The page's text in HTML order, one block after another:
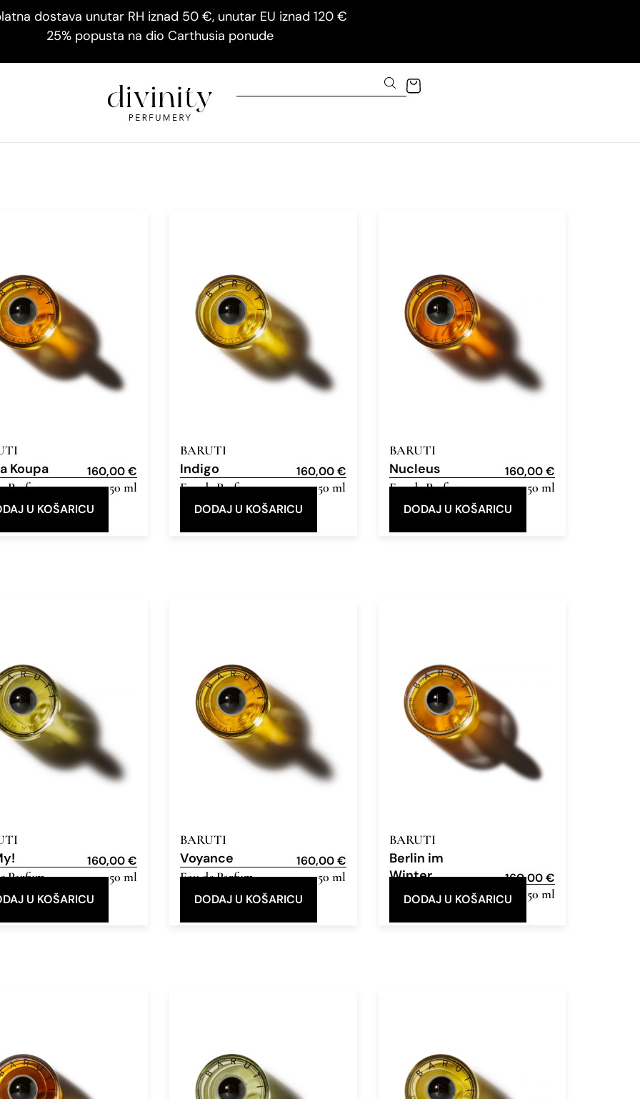
dostava unutar RH iznad 50 €, unutar EU iznad 120 €
25% popusta na dio Carthusia ponude
Koupa 160,00€
Parfum 50 ml
U KOŠARICU
BARUTI
Indigo 160,00€
Eau de Parfum 50 ml
DODAJ U KOŠARICU
BARUTI
Nucleus 160,00€
Eau de Parfum 50 ml
DODAJ U KOŠARICU
160,00€
Parfum 50 ml
U KOŠARICU
BARUTI
Voyance 160,00€
Eau de Parfum 50 ml
DODAJ U KOŠARICU
BARUTI
Berlin im
Winter
160,00€
Eau de Parfum 50 ml
DODAJ U KOŠARICU